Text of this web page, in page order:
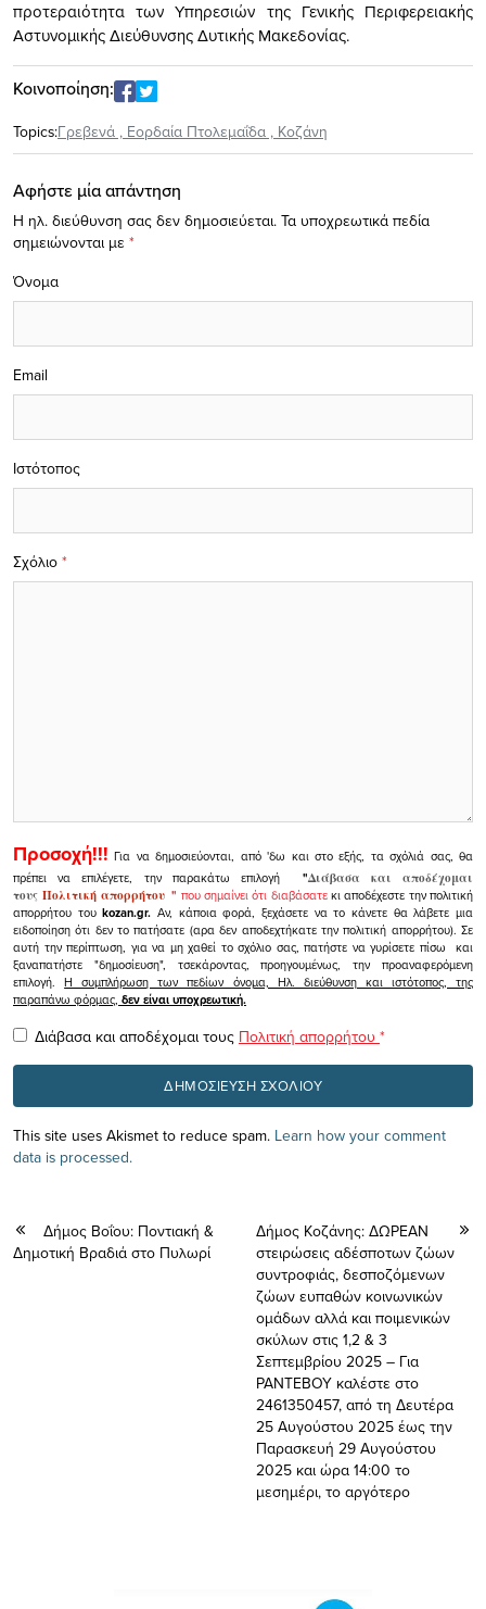
προτεραιότητα των Υπηρεσιών της Γενικής Περιφερειακής
Αστυνομικής Διεύθυνσης Δυτικής Μακεδονίας.
Κοινοποίηση:
Topics:Γρεβενά , Εορδαία Πτολεμαΐδα , Κοζάνη
Αφήστε μία απάντηση
Η ηλ. διεύθυνση σας δεν δημοσιεύεται. Τα υποχρεωτικά πεδία
σημειώνονται με *
Σχόλιο *
Όνομα
Email
Ιστότοπος
Προσοχή!!! Για να δημοσιεύονται, από 'δω και στο εξής, τα σχόλιά σας, θα
πρέπει να επιλέγετε, την παρακάτω επιλογή
"Διάβασα και αποδέχομαι
τουςΠολιτική απορρήτου" που σημαίνει ότι διαβάσατεκι αποδέχεστε την πολιτική
απορρήτου τουkozan.gr. Αν, κάποια φορά, ξεχάσετε να το κάνετε θα λάβετε μια
ειδοποίηση ότι δεν το πατήσατε (αρα δεν αποδεχτήκατε την πολιτική απορρήτου). Σε
αυτή την περίπτωση, για να μη χαθεί το σχόλιο σας, πατήστε να γυρίσετε πίσω και
ξαναπατήστε "δημοσίευση", τσεκάροντας, προηγουμένως, την προαναφερόμενη
επιλογή.Η συμπλήρωση των πεδίων όνομα, Ηλ. διεύθυνση και ιστότοπος, της
παραπάνω φόρμας, δεν είναι υποχρεωτική.
Διάβασα και αποδέχομαι τους Πολιτική απορρήτου *
This site uses Akismet to reduce spam. Learn how your comment
data is processed.
Δήμος Βοΐου: Ποντιακή &
Δημοτική Βραδιά στο Πυλωρί
Δήμος Κοζάνης: ΔΩΡΕΑΝ
στειρώσεις αδέσποτων ζώων
συντροφιάς, δεσποζόμενων
ζώων ευπαθών κοινωνικών
ομάδων αλλά και ποιμενικών
σκύλων στις 1,2 & 3
Σεπτεμβρίου 2025 – Για
ΡΑΝΤΕΒΟΥ καλέστε στο
2461350457, από τη Δευτέρα
25 Αυγούστου 2025 έως την
Παρασκευή 29 Αυγούστου
2025 και ώρα 14:00 το
μεσημέρι, το αργότερο